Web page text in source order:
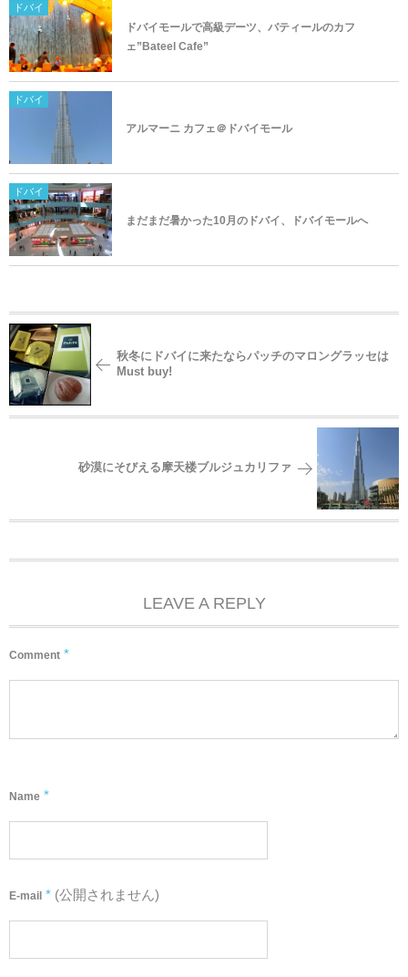
ドバイ
ドバイモールで高級デーツ、バティールのカフ
ェ”Bateel Cafe”
ドバイ
アルマーニ カフェ＠ドバイモール
ドバイ
まだまだ暑かった10月のドバイ、ドバイモールへ
秋冬にドバイに来たならパッチのマロングラッセは
Must buy!
砂漠にそびえる摩天楼ブルジュカリファ
LEAVE A REPLY
Comment *
Name *
E-mail * (公開されません)